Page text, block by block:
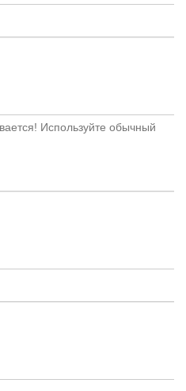
Используйте обычный